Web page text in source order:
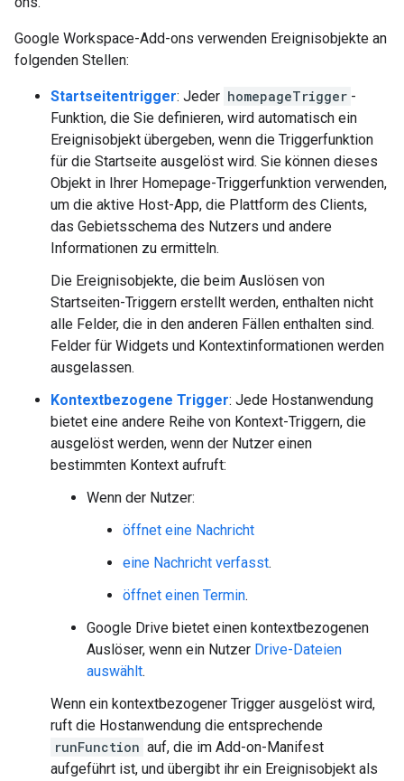
Google Workspace-Add-ons verwenden Ereignisobjekte an
folgenden Stellen:
Startseitentrigger: Jeder homepageTrigger -
Funktion, die Sie definieren, wird automatisch ein
Ereignisobjekt übergeben, wenn die Triggerfunktion
für die Startseite ausgelöst wird. Sie können dieses
Objekt in Ihrer Homepage-Triggerfunktion verwenden,
um die aktive Host-App, die Plattform des Clients,
das Gebietsschema des Nutzers und andere
Informationen zu ermitteln.
Die Ereignisobjekte, die beim Auslösen von
Startseiten-Triggern erstellt werden, enthalten nicht
alle Felder, die in den anderen Fällen enthalten sind.
Felder für Widgets und Kontextinformationen werden
ausgelassen.
Kontextbezogene Trigger: Jede Hostanwendung
bietet eine andere Reihe von Kontext-Triggern, die
ausgelöst werden, wenn der Nutzer einen
bestimmten Kontext aufruft:
Wenn der Nutzer:
öffnet eine Nachricht
eine Nachricht verfasst.
öffnet einen Termin.
Google Drive bietet einen kontextbezogenen
Auslöser, wenn ein Nutzer Drive-Dateien
auswählt.
Wenn ein kontextbezogener Trigger ausgelöst wird,
ruft die Hostanwendung die entsprechende
runFunction auf, die im Add-on-Manifest
aufgeführt ist, und übergibt ihr ein Ereignisobjekt als